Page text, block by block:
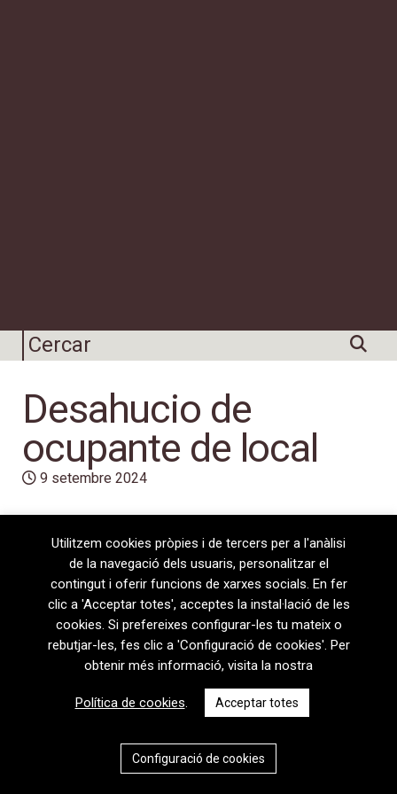
Desahucio de
ocupante de local
9 setembre 2024
08720 Vilafranca del Penedès · General Prim 5, 2n · Barcelona
T+34 938 170 417 ·
+34 938 170 301
Política de privacitat|Política de cookies
CAT
ESP
Utilitzem cookies pròpies i de tercers per a l'anàlisi
de la navegació dels usuaris, personalitzar el
contingut i oferir funcions de xarxes socials. En fer
clic a 'Acceptar totes', acceptes la instal·lació de les
cookies. Si prefereixes configurar-les tu mateix o
rebutjar-les, fes clic a 'Configuració de cookies'. Per
obtenir més informació, visita la nostra
Política de cookies. Acceptar totes
Configuració de cookies